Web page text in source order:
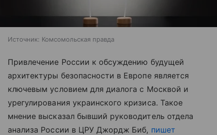
Источник: Комсомольская правда
Привлечение России к обсуждению будущей
архитектуры безопасности в Европе является
ключевым условием для диалога с Москвой и
урегулирования украинского кризиса. Такое
мнение высказал бывший руководитель отдела
анализа России в ЦРУ Джордж Биб, пишет